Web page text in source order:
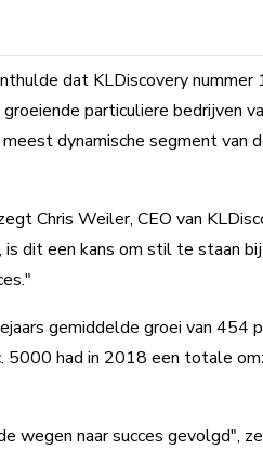
dat KLDiscovery nummer
particuliere bedrijven
dynamische segment van
Chris Weiler, CEO van
dit een kans om stil te staan
gemiddelde groei van 454
had in 2018 een totale
naar succes gevolgd",